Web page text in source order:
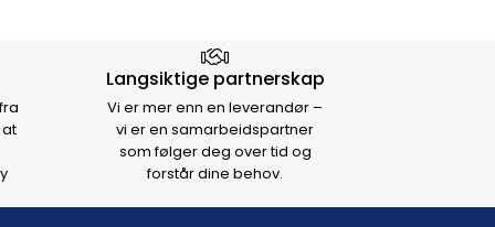
Langsiktige partnerskap
Vi er mer enn en leverandør –
vi er en samarbeidspartner
som følger deg over tid og
forstår dine behov.